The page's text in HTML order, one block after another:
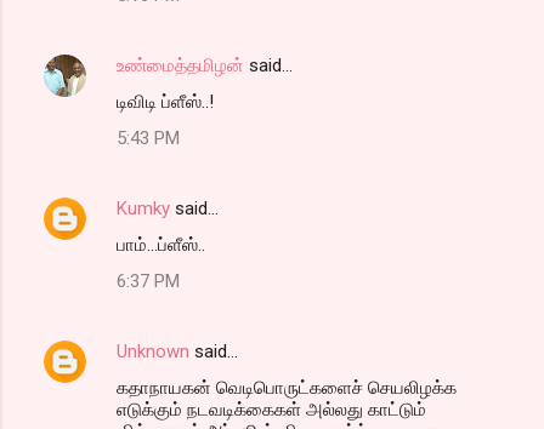
உண்மைத்தமிழன் said…
டிவிடி ப்ளீஸ்..!
5:43 PM
Kumky said…
பாம்...ப்ளீஸ்..
6:37 PM
Unknown said…
கதாநாயகன் வெடிபொருட்களைச் செயலிழக்க
எடுக்கும் நடவடிக்கைகள் அல்லது காட்டும்